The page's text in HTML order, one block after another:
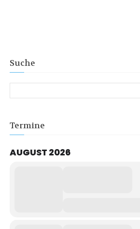
Suche
Termine
AUGUST 2026